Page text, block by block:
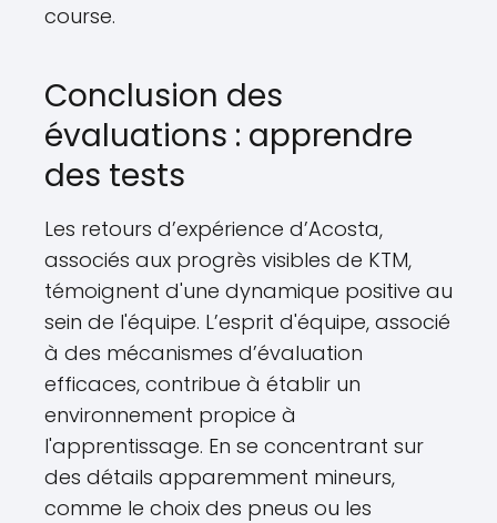
course.
Conclusion des
évaluations : apprendre
des tests
Les retours d’expérience d’Acosta,
associés aux progrès visibles de KTM,
témoignent d'une dynamique positive au
sein de l'équipe. L’esprit d'équipe, associé
à des mécanismes d’évaluation
efficaces, contribue à établir un
environnement propice à
l'apprentissage. En se concentrant sur
des détails apparemment mineurs,
comme le choix des pneus ou les